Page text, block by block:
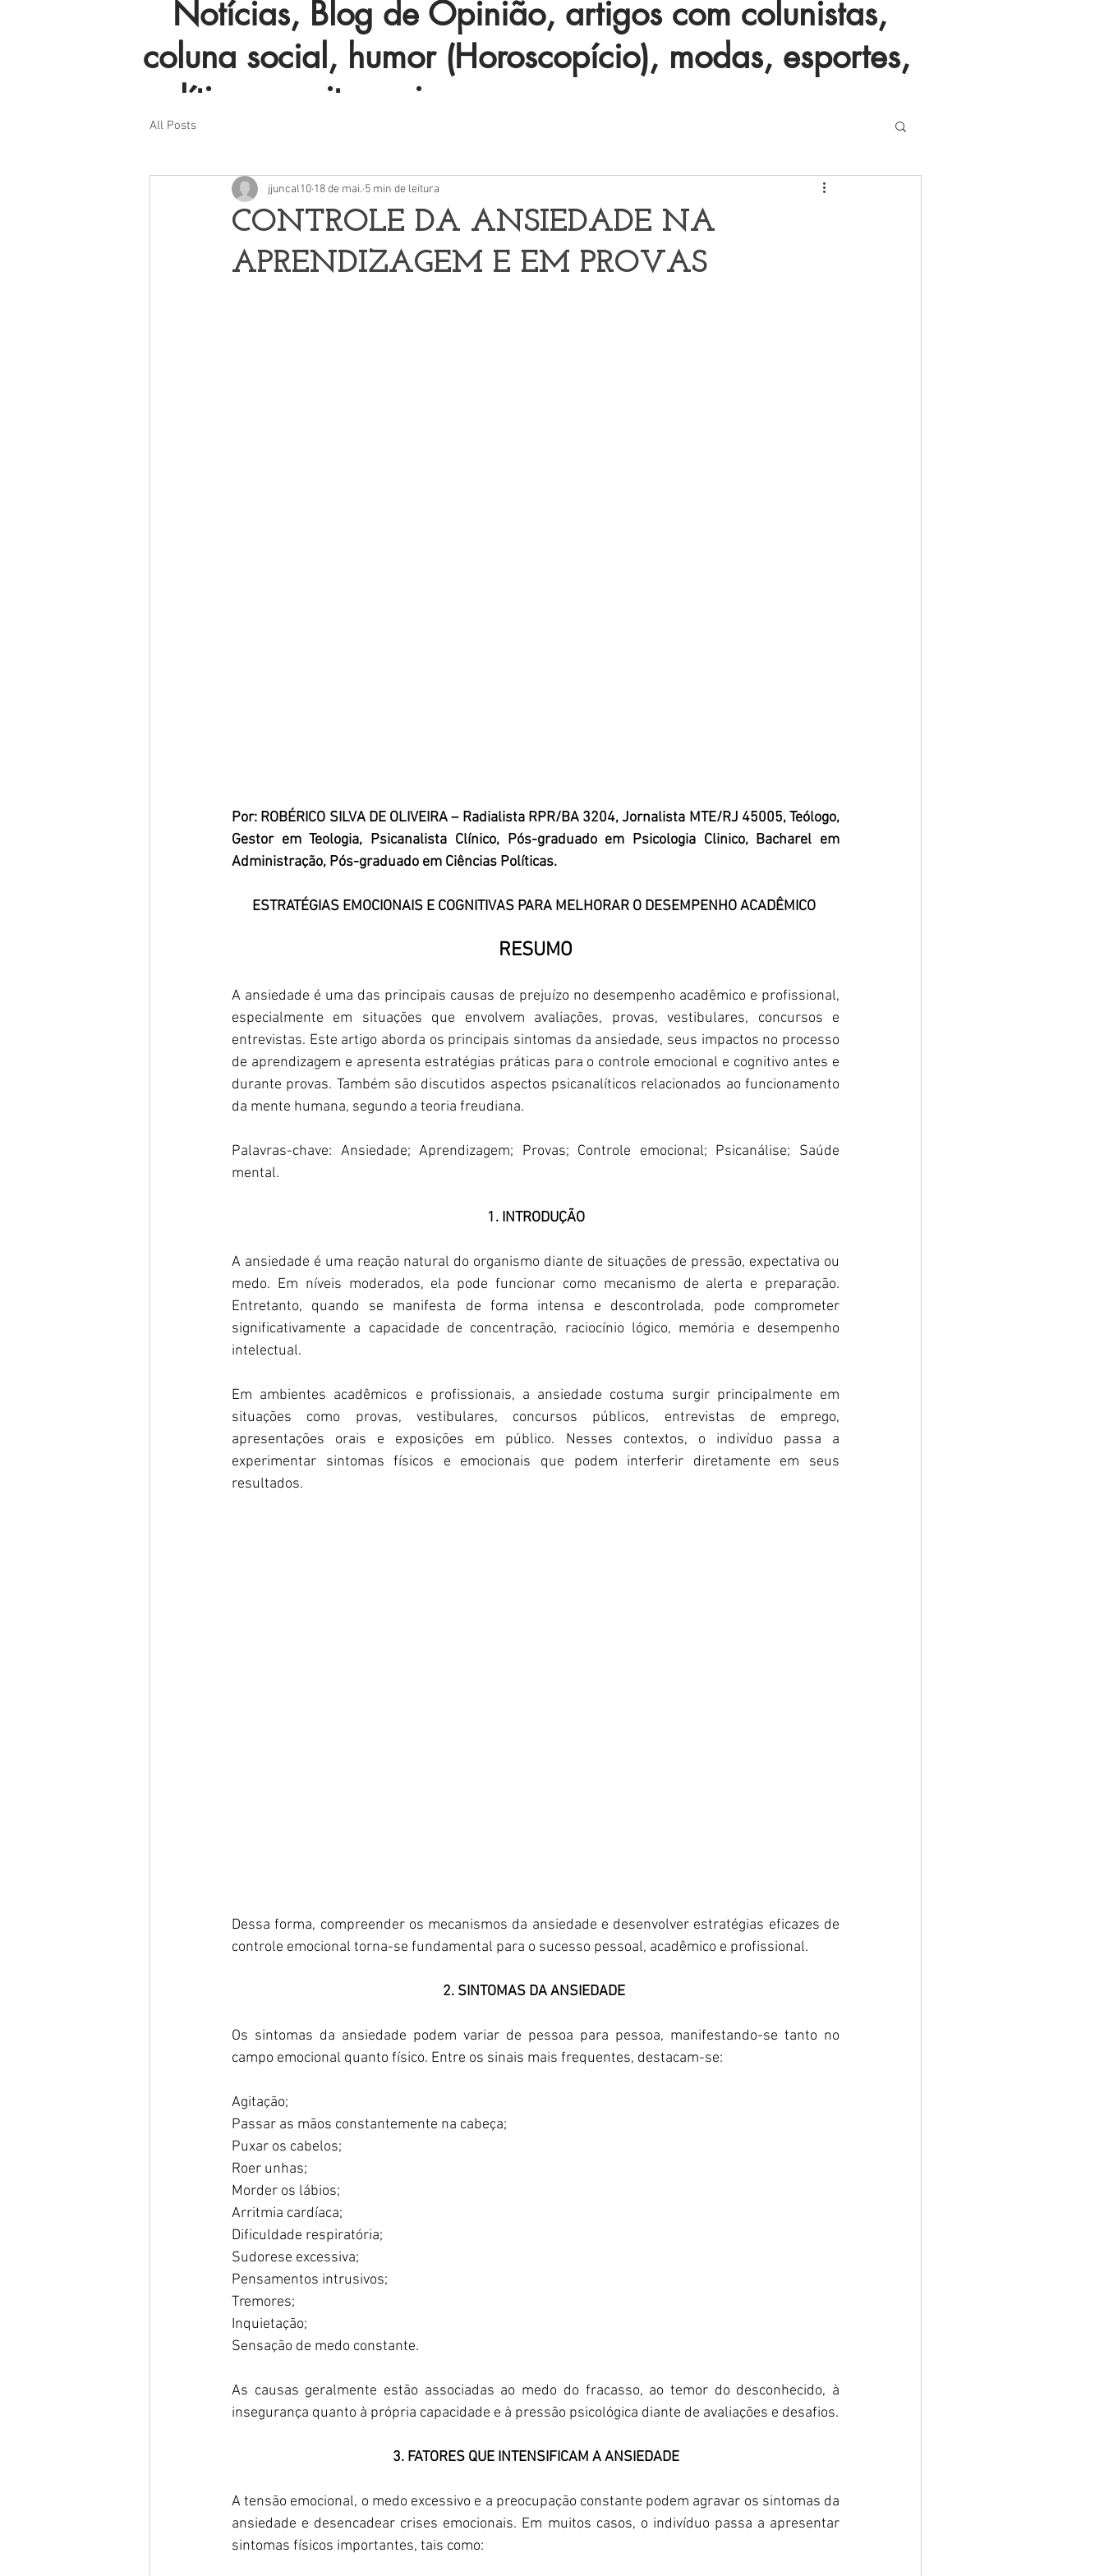
Notícias, Blog de Opinião, artigos com colunistas,
coluna social, humor (Horoscopício), modas, esportes,
política e muito mais.
All Posts
CONTROLE DA ANSIEDADE NA
APRENDIZAGEM E EM PROVAS
jjuncal10 18 de mai. 5 min de leitura
Por: ROBÉRICO SILVA DE OLIVEIRA – Radialista RPR/BA 3204, Jornalista MTE/RJ 45005, Teólogo,
Gestor em Teologia, Psicanalista Clínico, Pós-graduado em Psicologia Clinico, Bacharel em
Administração, Pós-graduado em Ciências Políticas.
ESTRATÉGIAS EMOCIONAIS E COGNITIVAS PARA MELHORAR O DESEMPENHO ACADÊMICO
RESUMO
A ansiedade é uma das principais causas de prejuízo no desempenho acadêmico e profissional,
especialmente em situações que envolvem avaliações, provas, vestibulares, concursos e
entrevistas. Este artigo aborda os principais sintomas da ansiedade, seus impactos no processo
de aprendizagem e apresenta estratégias práticas para o controle emocional e cognitivo antes e
durante provas. Também são discutidos aspectos psicanalíticos relacionados ao funcionamento
da mente humana, segundo a teoria freudiana.
Palavras-chave: Ansiedade; Aprendizagem; Provas; Controle emocional; Psicanálise; Saúde
mental.
1. INTRODUÇÃO
A ansiedade é uma reação natural do organismo diante de situações de pressão, expectativa ou
medo. Em níveis moderados, ela pode funcionar como mecanismo de alerta e preparação.
Entretanto, quando se manifesta de forma intensa e descontrolada, pode comprometer
significativamente a capacidade de concentração, raciocínio lógico, memória e desempenho
intelectual.
Em ambientes acadêmicos e profissionais, a ansiedade costuma surgir principalmente em
situações como provas, vestibulares, concursos públicos, entrevistas de emprego,
apresentações orais e exposições em público. Nesses contextos, o indivíduo passa a
experimentar sintomas físicos e emocionais que podem interferir diretamente em seus
resultados.
Dessa forma, compreender os mecanismos da ansiedade e desenvolver estratégias eficazes de
controle emocional torna-se fundamental para o sucesso pessoal, acadêmico e profissional.
2. SINTOMAS DA ANSIEDADE
Os sintomas da ansiedade podem variar de pessoa para pessoa, manifestando-se tanto no
campo emocional quanto físico. Entre os sinais mais frequentes, destacam-se:
Agitação;
Passar as mãos constantemente na cabeça;
Puxar os cabelos;
Roer unhas;
Morder os lábios;
Arritmia cardíaca;
Dificuldade respiratória;
Sudorese excessiva;
Pensamentos intrusivos;
Tremores;
Inquietação;
Sensação de medo constante.
As causas geralmente estão associadas ao medo do fracasso, ao temor do desconhecido, à
insegurança quanto à própria capacidade e à pressão psicológica diante de avaliações e desafios.
3. FATORES QUE INTENSIFICAM A ANSIEDADE
A tensão emocional, o medo excessivo e a preocupação constante podem agravar os sintomas da
ansiedade e desencadear crises emocionais. Em muitos casos, o indivíduo passa a apresentar
sintomas físicos importantes, tais como: